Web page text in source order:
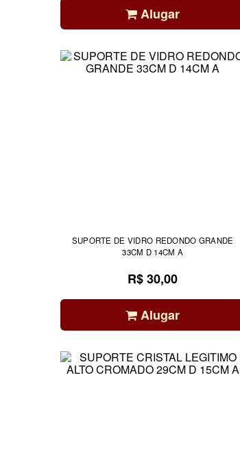
Alugar
SUPORTE DE VIDRO REDONDO GRANDE
33CM D 14CM A
R$ 30,00
Alugar